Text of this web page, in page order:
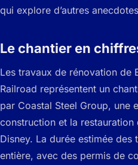
qui explore d’autres
Le chantier en
Les travaux de rénovation de
Railroad représentent un
par Coastal Steel Group, une
construction et la
Disney. La durée estimée des
entière, avec des permis de